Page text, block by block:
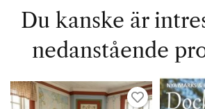
Du kanske är
nedanstående